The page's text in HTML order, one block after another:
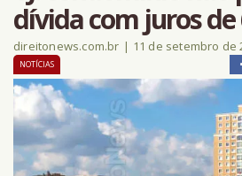
dívida com juros de
direitonews.com.br | 11 de setembro de
NOTÍCIAS